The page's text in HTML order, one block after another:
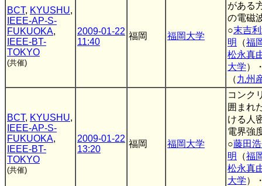
BCT, KYUSHU,
IEEE-AP-S-
FUKUOKA,
IEEE-BT-
TOKYO
(共催)
2009-01-22
11:40
福岡 福岡大学
がある
の電磁
○末吉
明
（福
松永真
大学）
（九州
BCT, KYUSHU,
IEEE-AP-S-
FUKUOKA,
IEEE-BT-
TOKYO
(共催)
2009-01-22
13:20
福岡 福岡大学
コンク
囲まれ
ける人
電界強
○藤田
明
（福
松永真
大学）